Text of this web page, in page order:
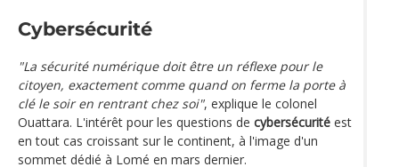
Cybersécurité
"La sécurité numérique doit être un réflexe pour le
citoyen, exactement comme quand on ferme la porte à
clé le soir en rentrant chez soi", explique le colonel
Ouattara. L'intérêt pour les questions de cybersécurité est
en tout cas croissant sur le continent, à l'image d'un
sommet dédié à Lomé en mars dernier.